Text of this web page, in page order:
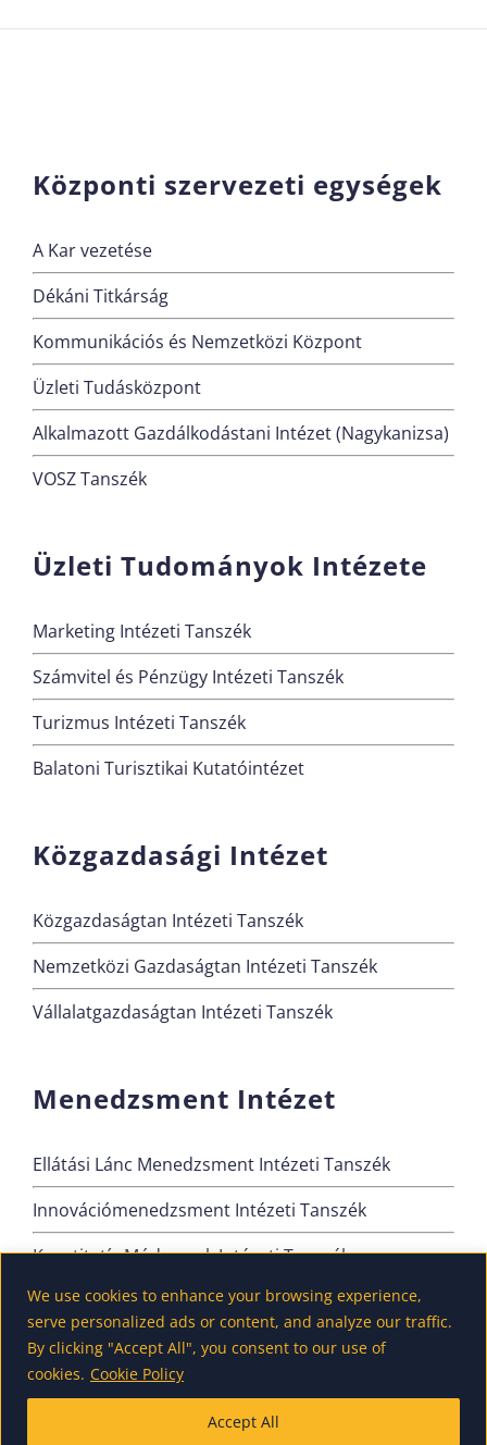
We use cookies to enhance your browsing experience,
serve personalized ads or content, and analyze our traffic.
By clicking "Accept All", you consent to our use of
cookies. Cookie Policy
Accept All
Központi szervezeti egységek
A Kar vezetése
Dékáni Titkárság
Kommunikációs és Nemzetközi Központ
Üzleti Tudásközpont
Alkalmazott Gazdálkodástani Intézet (Nagykanizsa)
VOSZ Tanszék
Üzleti Tudományok Intézete
Marketing Intézeti Tanszék
Számvitel és Pénzügy Intézeti Tanszék
Turizmus Intézeti Tanszék
Balatoni Turisztikai Kutatóintézet
Közgazdasági Intézet
Közgazdaságtan Intézeti Tanszék
Nemzetközi Gazdaságtan Intézeti Tanszék
Vállalatgazdaságtan Intézeti Tanszék
Menedzsment Intézet
Ellátási Lánc Menedzsment Intézeti Tanszék
Innovációmenedzsment Intézeti Tanszék
Kvantitatív Módszerek Intézeti Tanszék
Szervezési és Vezetési Intézeti Tanszék